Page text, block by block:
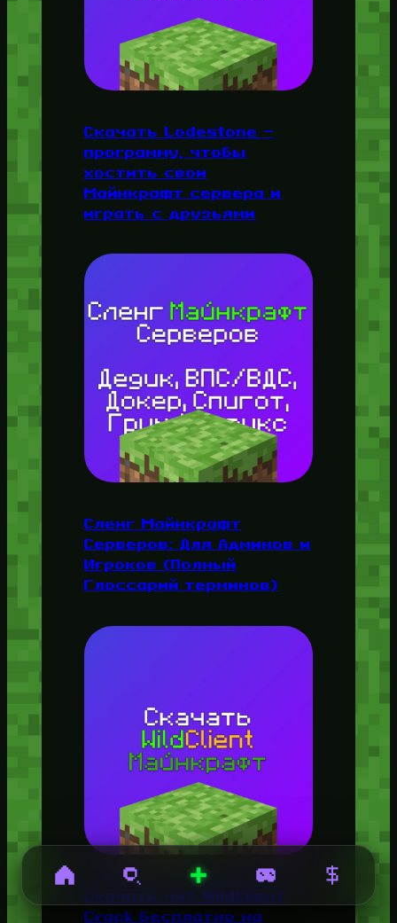
Скачать Lodestone —
программу, чтобы
хостить свои
Майнкрафт сервера и
играть с друзьями
Сленг Майнкрафт
Серверов: Для Админов и
Игроков (Полный
Глоссарий терминов)
Скачать чит WildClient
Crack Бесплатно на